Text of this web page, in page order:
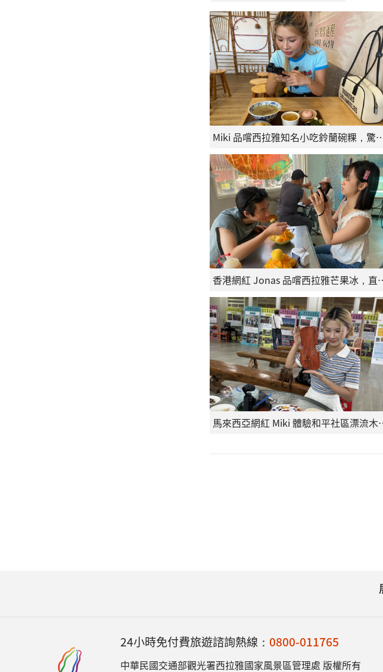
Miki 品嚐西拉雅知名小吃鈴蘭碗
香港網紅 Jonas 品嚐西
馬來西亞網紅 Miki
24小時免付費旅遊諮詢熱線： 0800-011765
中華民國交通部觀光署西拉雅國家風景區管理處 版權所有